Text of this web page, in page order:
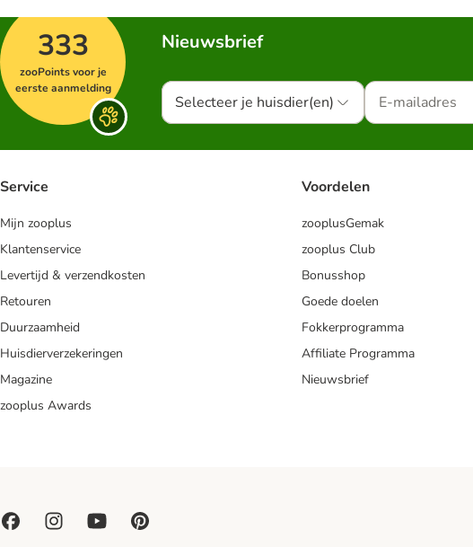
333
zooPoints voor je
eerste aanmelding
Nieuwsbrief
Selecteer je huisdier(en)
Service
Mijn zooplus
Klantenservice
Levertijd & verzendkosten
Retouren
Duurzaamheid
Huisdierverzekeringen
Magazine
zooplus Awards
Voordelen
zooplusGemak
zooplus Club
Bonusshop
Goede doelen
Fokkerprogramma
Affiliate Programma
Nieuwsbrief